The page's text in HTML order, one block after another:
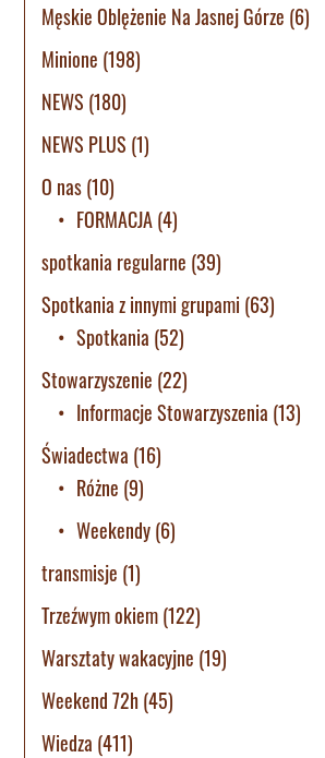
Męskie Oblężenie Na Jasnej Górze (6)
Minione (198)
NEWS (180)
NEWS PLUS (1)
O nas(10)
FORMACJA(4)
spotkania regularne (39)
Spotkania z innymi grupami (63)
Spotkania (52)
Stowarzyszenie (22)
Informacje Stowarzyszenia (13)
Świadectwa (16)
Różne (9)
Weekendy(6)
transmisje (1)
Trzeźwym okiem(122)
Warsztaty wakacyjne (19)
Weekend 72h(45)
Wiedza (411)